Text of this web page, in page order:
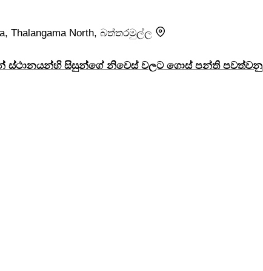
Thalangama North, බත්තරමුල්ල
ස්ථානයන්හි සිසුන්ගේ නිවෙස් වලට ගොස් පන්ති පවත්වනු